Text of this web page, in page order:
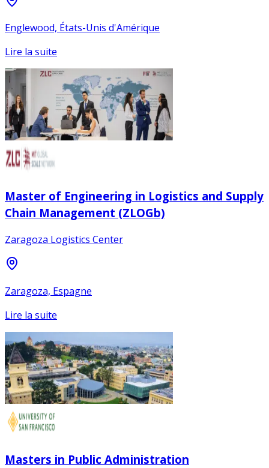
Englewood, États-Unis d'Amérique
Lire la suite
Master of Engineering in Logistics and Supply
Chain Management (ZLOGb)
Zaragoza Logistics Center
Zaragoza, Espagne
Lire la suite
Masters in Public Administration